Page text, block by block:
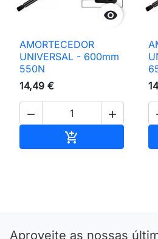

AMORTECEDOR
UNIVERSAL - 600mm
550N
14,49 €
 

Aproveite as nossas